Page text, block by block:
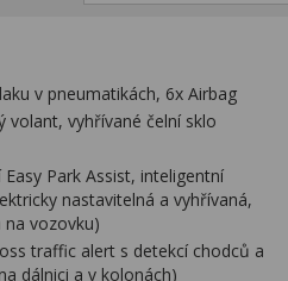
v pneumatikách, 6x Airbag
volant, vyhřívané čelní sklo
Park Assist, inteligentní
nastavitelná a vyhřívaná,
vozovku)
traffic alert s detekcí chodců a
dálnici a v kolonách)